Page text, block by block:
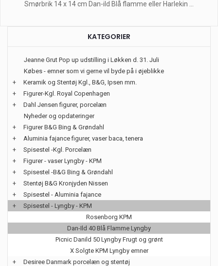
Smørbrik 14 x 14 cm Dan-ild Blå flamme eller Harlekin ...
KATEGORIER
Jeanne Grut Pop up udstilling i Løkken d. 31. Juli
Købes - emner som vi gerne vil byde på i øjeblikke
+
Keramik og Stentøj Kgl., B&G, Ipsen mm.
+
Figurer-Kgl. Royal Copenhagen
+
Dahl Jensen figurer, porcelæn
Nyheder og opdateringer
+
Figurer B&G Bing & Grøndahl
+
Aluminia fajance figurer, vaser baca, tenera
+
Spisestel -Kgl. Porcelæn
+
Figurer - vaser Lyngby - KPM
+
Spisestel -B&G Bing & Grøndahl
+
Stentøj B&G Kronjyden Nissen
+
Spisestel - Aluminia fajance
+
Spisestel - Lyngby - KPM
Rosenborg KPM
Dan-Ild 40 Blå Flamme Lyngby
Picnic Danild 50 Lyngby Frugt og grønt
X Solgte KPM Lyngby emner
+
Desiree Danmark porcelæn og stentøj